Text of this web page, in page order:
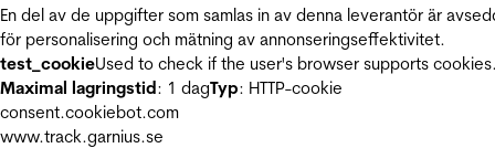
En del av de uppgifter som samlas in av denna leverantör är
för personalisering och mätning av annonseringseffektivitet.
test_cookieUsed to check if the user's browser supports
Maximal lagringstid: 1 dagTyp: HTTP-cookie
consent.cookiebot.com
www.track.garnius.se